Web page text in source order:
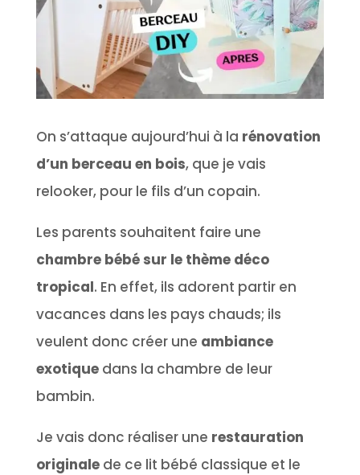
On s’attaque aujourd’hui à la rénovation
d’un berceau en bois, que je vais
relooker, pour le fils d’un copain.
Les parents souhaitent faire une
chambre bébé sur le thème déco
tropical. En effet, ils adorent partir en
vacances dans les pays chauds; ils
veulent donc créer une ambiance
exotiquedans la chambre de leur
bambin.
Je vais donc réaliser une restauration
originalede ce lit bébé classique et le